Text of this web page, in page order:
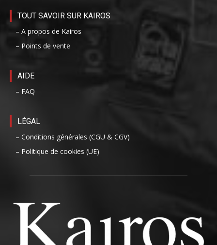
TOUT SAVOIR SUR KAIROS
– A propos de Kairos
– Points de vente
AIDE
– FAQ
LÉGAL
– Conditions générales (CGU & CGV)
– Politique de cookies (UE)